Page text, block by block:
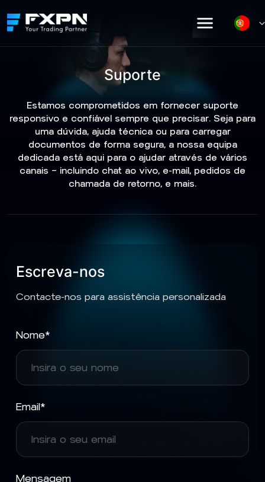
to
content
Suporte
Estamos comprometidos em fornecer suporte
responsivo e confiável sempre que precisar. Seja para
uma dúvida, ajuda técnica ou para carregar
documentos de forma segura, a nossa equipa
dedicada está aqui para o ajudar através de vários
canais — incluindo chat ao vivo, e-mail, pedidos de
chamada de retorno, e mais.
Escreva-nos
Contacte-nos para assistência personalizada
Nome*
Email*
Mensagem